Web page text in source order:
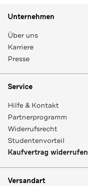
Unternehmen
Über uns
Karriere
Presse
Service
Hilfe & Kontakt
Partnerprogramm
Widerrufsrecht
Studentenvorteil
Kaufvertrag widerrufen
Versandart